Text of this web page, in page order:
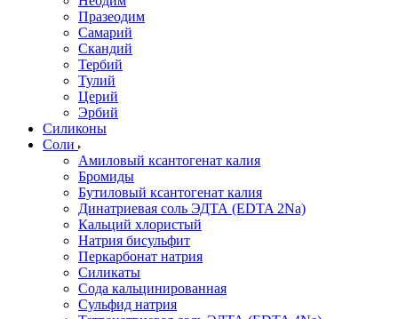
Празеодим
Самарий
Скандий
Тербий
Тулий
Церий
Эрбий
Силиконы
Соли
Амиловый ксантогенат калия
Бромиды
Бутиловый ксантогенат калия
Динатриевая соль ЭДТА (EDTA 2Na)
Кальций хлористый
Натрия бисульфит
Перкарбонат натрия
Силикаты
Сода кальцинированная
Сульфид натрия